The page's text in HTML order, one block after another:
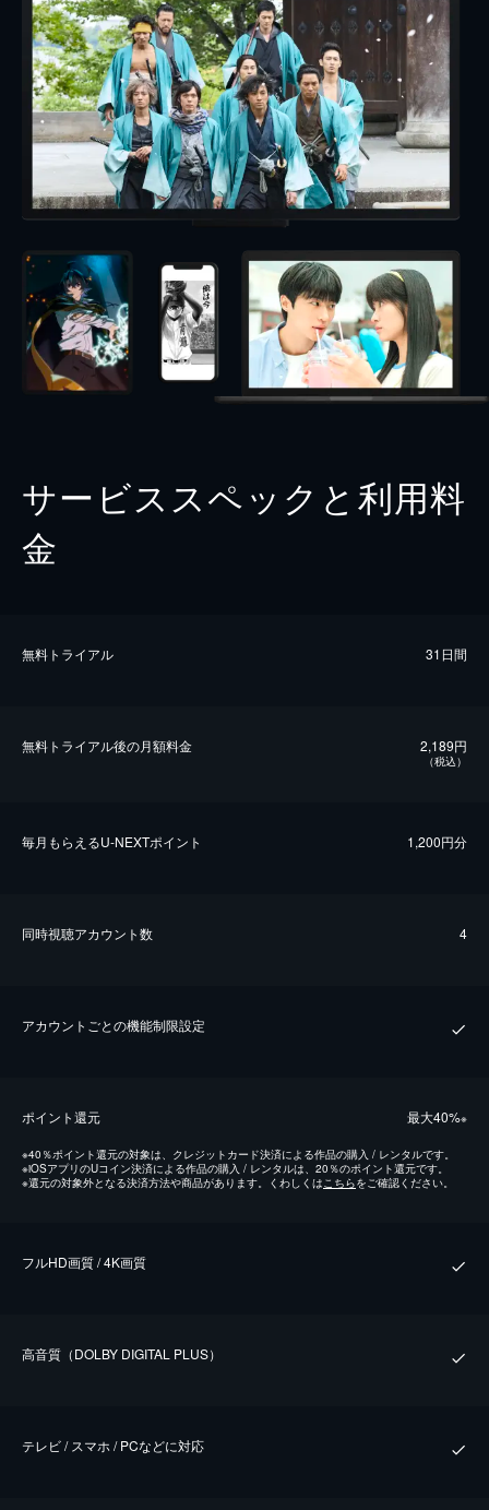
サービススペックと利用料
金
無料トライアル 31日間
無料トライアル後の⽉額料金 2,189円
（税込）
毎⽉もらえるU-NEXTポイント 1,200円分
同時視聴アカウント数 4
アカウントごとの機能制限設定
ポイント還元 最⼤40%※
※40％ポイント還元の対象は、クレジットカード決済による作品の購入 / レンタルです。
※iOSアプリのUコイン決済による作品の購入 / レンタルは、20％のポイント還元です。
※還元の対象外となる決済方法や商品があります。くわしくはこちらをご確認ください。
フルHD画質 / 4K画質
⾼⾳質（DOLBY DIGITAL PLUS）
テレビ / スマホ / PCなどに対応